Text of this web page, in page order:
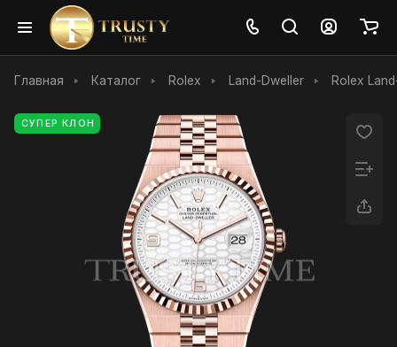
Главная Каталог Rolex Land-Dweller Rolex
СУПЕР КЛОН